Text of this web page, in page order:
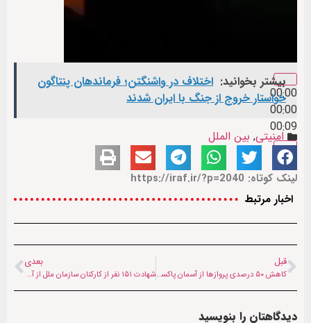
00:00
00:00
00:09
بیشتر بخوانید: اختلاف در واشنگتن؛ فرماندهان پنتاگون
خواستار خروج از جنگ با ایران شدند
امنیتی, بین الملل
لینک کوتاه: https://iraf.ir/?p=2040
اخبار مرتبط
قبل
کاهش ۵۰ درصدی پروازها از آسمان پاکستان
بعدی
شهادت ۱۵۱ نفر از کارکنان سازمان ملل از آغاز جنگ غزه
دیدگاهتان را بنویسید